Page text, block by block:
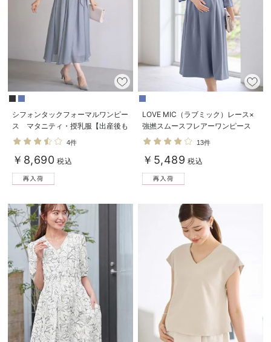
シフォンタックフォーマルワンピー
ス マタニティ・授乳服【出産後も
長く使える】
4件
￥8,690 税込
LOVE MIC（ラブミック）レース×
強撚スムースフレアーワンピース
マタニティ・授乳服【出産後も長く
13件
￥5,489 税込